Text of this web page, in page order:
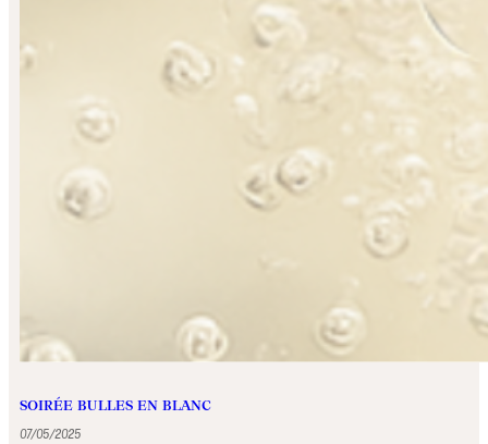
SOIRÉE BULLES EN BLANC
07/05/2025